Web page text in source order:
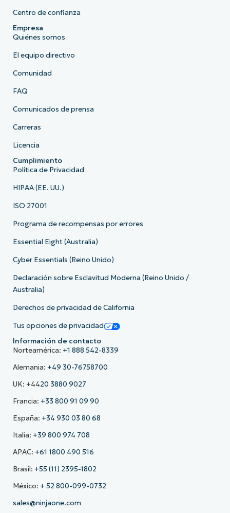
Centro de confianza
Empresa
Quiénes somos
El equipo directivo
Comunidad
FAQ
Comunicados de prensa
Carreras
Licencia
Cumplimiento
Política de Privacidad
HIPAA (EE. UU.)
ISO 27001
Programa de recompensas por errores
Essential Eight (Australia)
Cyber Essentials (Reino Unido)
Declaración sobre Esclavitud Moderna (Reino Unido /
Australia)
Derechos de privacidad de California
Tus opciones de privacidad
Información de contacto
Norteamérica: +1 888 542-8339
Alemania: +49 30-76758700
UK: +4420 3880 9027
Francia: +33 800 91 09 90
España: +34 930 03 80 68
Italia: +39 800 974 708
APAC: +61 1800 490 516
Brasil: +55 (11) 2395-1802
México: + 52 800-099-0732
sales@ninjaone.com